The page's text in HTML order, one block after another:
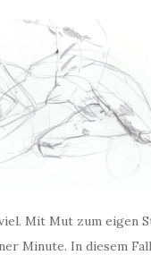
Mit Mut zum eigen
Minute. In diesem